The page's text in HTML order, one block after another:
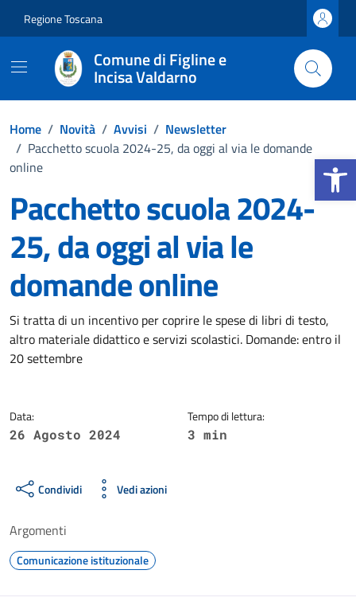
Apri la
Regione Toscana
Comune di Figline e
Incisa Valdarno
Home / Novità / Avvisi / Newsletter
/ Pacchetto scuola 2024-25, da oggi al via le domande
online
Pacchetto scuola 2024-
25, da oggi al via le
domande online
Dettagli della notizia
Si tratta di un incentivo per coprire le spese di libri di testo,
altro materiale didattico e servizi scolastici. Domande: entro il
20 settembre
Data:
26 Agosto 2024
Tempo di lettura:
3 min
Condividi Vedi azioni
Argomenti
Comunicazione istituzionale